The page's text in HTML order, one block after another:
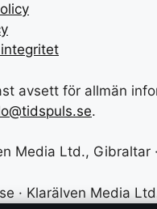
avsett för allmän
.
Media Ltd., Gibraltar ·
· Klarälven Media